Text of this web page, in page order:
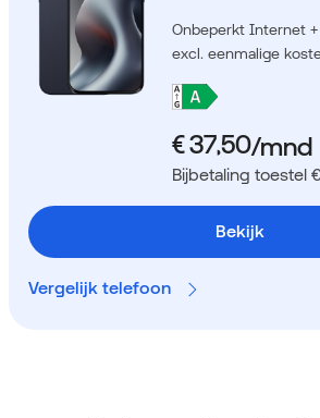
Onbeperkt Internet +
excl. eenmalige
Bijbetaling toestel
Bekijk
Vergelijk telefoon